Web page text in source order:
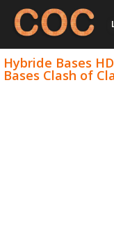
Hybride Bases
Bases Clash of